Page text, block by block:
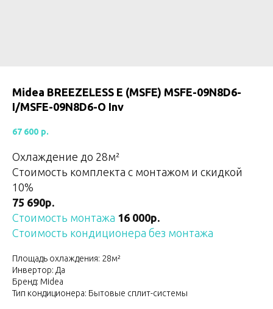
Midea BREEZELESS E (MSFE) MSFE-09N8D6-
I/MSFE-09N8D6-O Inv
67 600 р.
Охлаждение до 28м²
Стоимость комплекта с монтажом и скидкой
10%
75 690р.
Стоимость монтажа 16 000р.
Стоимость кондиционера без монтажа
Площадь охлаждения: 28м²
Инвертор: Да
Бренд: Midea
Тип кондиционера: Бытовые сплит-системы